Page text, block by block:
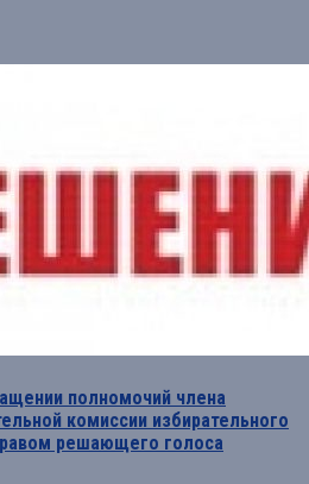
полномочий члена
комиссии избирательного
решающего голоса